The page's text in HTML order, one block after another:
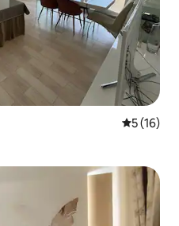
Prosječna
5 (16)